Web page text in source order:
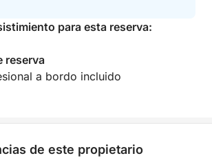
para esta reserva:
reserva
a bordo incluido
de este propietario